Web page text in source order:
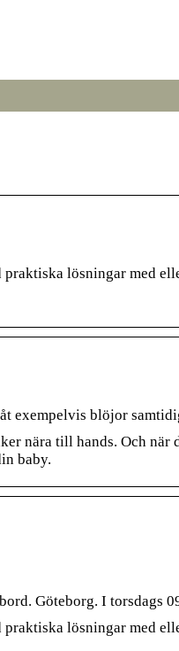
lösningar med
exempelvis blöjor
nära till hands. Och
baby.
Göteborg. I torsdags
lösningar med